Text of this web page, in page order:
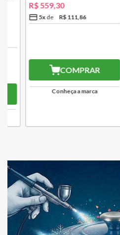
559,30
x R$111,86
COMPRAR
Conheça a marca